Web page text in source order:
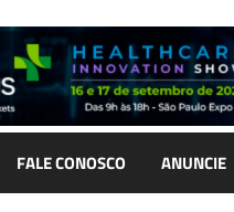
FALE CONOSCO ANUNCIE